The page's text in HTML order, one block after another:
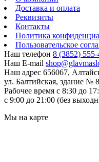
Доставка и оплата
Реквизиты
Контакты
Политика
Пользовательское
Наш телефон 8 (3852) 555-
Наш E-mail
Наш адрес 656067,
ул. Балтийская, здание №
Рабочее время с 8:30 до
с 9:00 до 21:00 (без
Мы на карте